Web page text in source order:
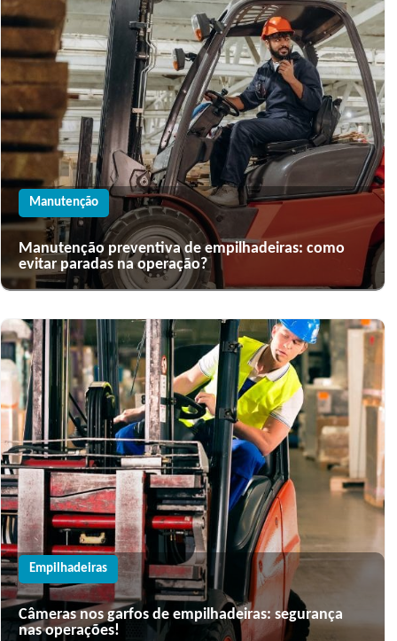
Manutenção
Manutenção preventiva de empilhadeiras: como
evitar paradas na operação?
Empilhadeiras
Câmeras nos garfos de empilhadeiras: segurança
nas operações!